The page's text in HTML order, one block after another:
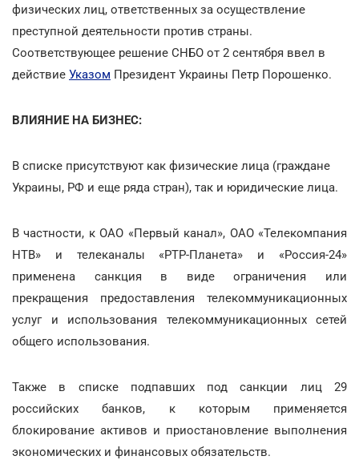
физических лиц, ответственных за осуществление
преступной деятельности против страны.
Соответствующее решение СНБО от 2 сентября ввел в
действие Указом Президент Украины Петр Порошенко.
ВЛИЯНИЕ НА БИЗНЕС:
В списке присутствуют как физические лица (граждане
Украины, РФ и еще ряда стран), так и юридические лица.
В частности, к ОАО «Первый канал», ОАО «Телекомпания
НТВ» и телеканалы «РТР-Планета» и «Россия-24»
применена санкция в виде ограничения или
прекращения предоставления телекоммуникационных
услуг и использования телекоммуникационных сетей
общего использования.
Также в списке подпавших под санкции лиц 29
российских банков, к которым применяется
блокирование активов и приостановление выполнения
экономических и финансовых обязательств.